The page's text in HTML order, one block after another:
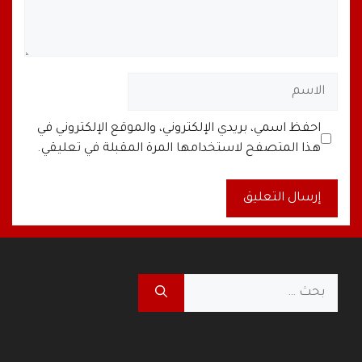
الاسم
البريد
الإلكتروني
الموقع
الإلكتروني
احفظ اسمي، بريدي الإلكتروني، والموقع الإلكتروني في
هذا المتصفح لاستخدامها المرة المقبلة في تعليقي.
A
t
r
البحث